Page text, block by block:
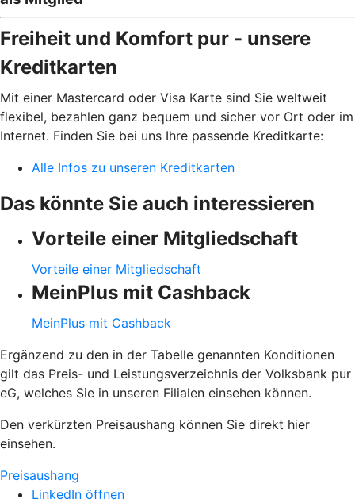
Freiheit und Komfort pur - unsere
Kreditkarten
Mit einer Mastercard oder Visa Karte sind Sie weltweit
flexibel, bezahlen ganz bequem und sicher vor Ort oder im
Internet. Finden Sie bei uns Ihre passende Kreditkarte:
Alle Infos zu unseren Kreditkarten
Das könnte Sie auch interessieren
Vorteile einer Mitgliedschaft
Vorteile einer Mitgliedschaft
MeinPlus mit Cashback
MeinPlus mit Cashback
Ergänzend zu den in der Tabelle genannten Konditionen
gilt das Preis- und Leistungsverzeichnis der Volksbank pur
eG, welches Sie in unseren Filialen einsehen können.
Den verkürzten Preisaushang können Sie direkt hier
einsehen.
Preisaushang
LinkedIn öffnen